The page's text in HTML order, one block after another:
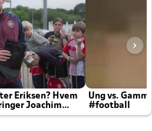
Eriksen? Hvem
Joachim
Ung vs.
#football